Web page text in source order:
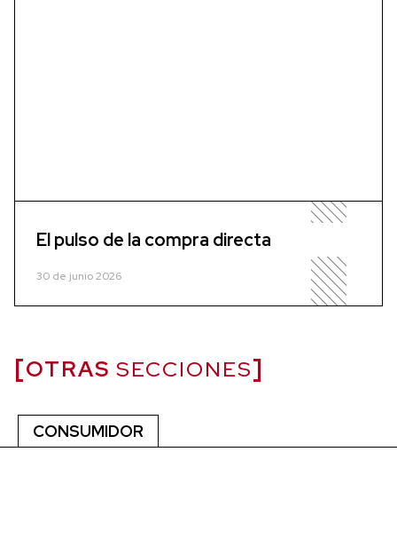
El pulso de la compra directa
30 de junio 2026
OTRAS SECCIONES
CONSUMIDOR